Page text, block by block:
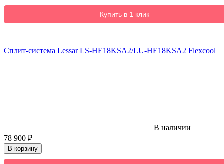
Купить в 1 клик
Сплит-система Lessar LS-HE18KSA2/LU-HE18KSA2 Flexcool
В наличии
78 900 ₽
В корзину